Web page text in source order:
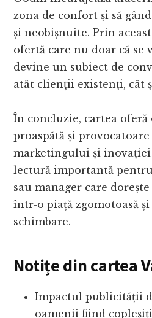
zona de confort și să
și neobișnuite. Prin
ofertă care nu doar că se
devine un subiect de
atât clienții existenți, cât
În concluzie, cartea oferă
proaspătă și
marketingului și
lectură importantă
sau manager care
într-o piață zgomotoasă
schimbare.
Notițe din cartea
Impactul publicității
oamenii fiind